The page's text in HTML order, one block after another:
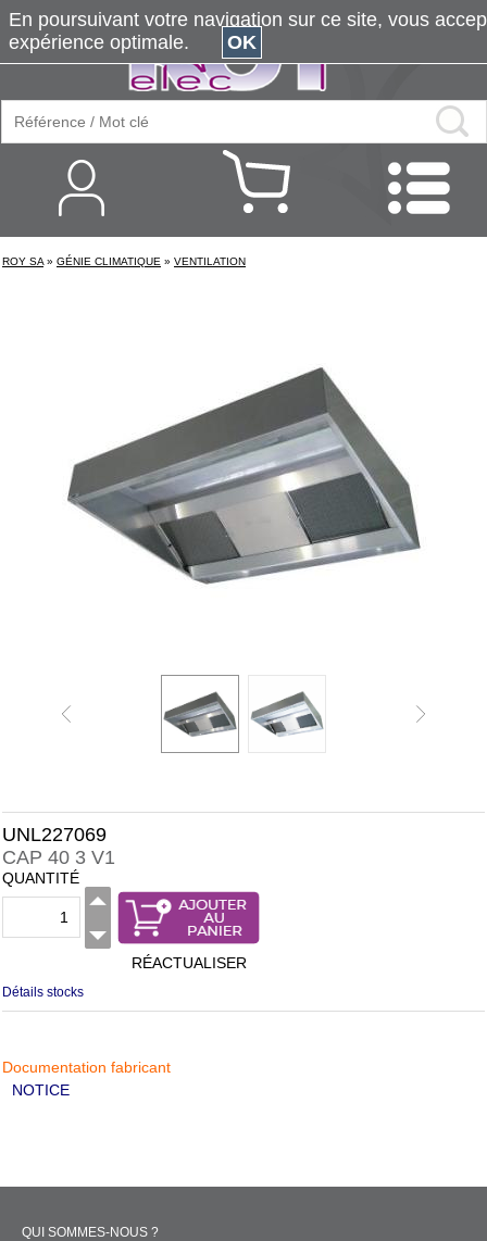
ROY SA » GÉNIE CLIMATIQUE » VENTILATION
UNL227069
CAP 40 3 V1
QUANTITÉ
RÉACTUALISER
Détails stocks
Documentation fabricant
NOTICE
QUI SOMMES-NOUS ?
En poursuivant votre navigation sur ce site, vous
expérience optimale.
OK